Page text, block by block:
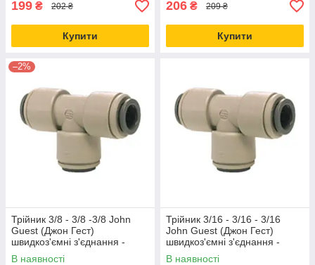
199 ₴ 202 ₴
Купити
206 ₴ 209 ₴
Купити
–2%
Трійник 3/8 - 3/8 -3/8 John
Guest (Джон Гест)
швидкоз'ємні з'єднання -
фітинги PI0212S
В наявності
Трійник 3/16 - 3/16 - 3/16
John Guest (Джон Гест)
швидкоз'ємні з'єднання -
фітинги PI0206S
В наявності